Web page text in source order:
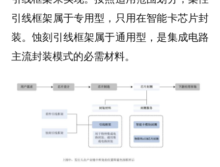
引线框架属于专用型，只用在智能卡芯片封
装。蚀刻引线框架属于通用型，是集成电路
主流封装模式的必需材料。